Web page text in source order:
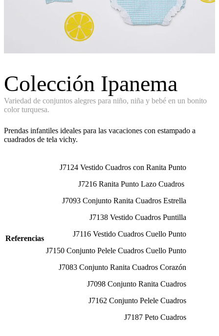
Colección Ipanema
Variedad de conjuntos alegres para niño, niña y bebé en un bonito
color turquesa.
Prendas infantiles ideales para las vacaciones con estampado a
cuadrados de tela vichy.
Referencias
J7124 Vestido Cuadros con Ranita Punto
J7216 Ranita Punto Lazo Cuadros
J7093 Conjunto Ranita Cuadros Estrella
J7138 Vestido Cuadros Puntilla
J7116 Vestido Cuadros Cuello Punto
J7150 Conjunto Pelele Cuadros Cuello Punto
J7083 Conjunto Ranita Cuadros Corazón
J7098 Conjunto Ranita Cuadros
J7162 Conjunto Pelele Cuadros
J7187 Peto Cuadros